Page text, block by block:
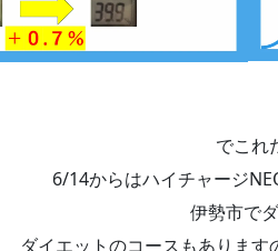
でこれ
6/14からはハイチャージ
伊勢市で
ダイエットのコースもありま